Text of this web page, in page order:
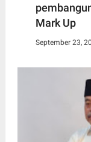
Mark Up
September 23,